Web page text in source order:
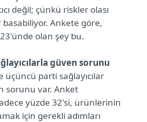
değil; çünkü riskler olası
Ankete göre,
olan şey bu.
güven sorunu
üçüncü parti sağlayıcılar
sorunu var. Anket
sadece yüzde 32'si, ürünlerinin
için gerekli adımları